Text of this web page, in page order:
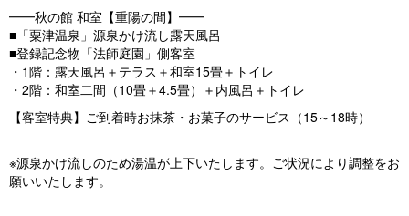
s
━━秋の館 和室【重陽の間】━━
■「粟津温泉」源泉かけ流し露天風呂
■登録記念物「法師庭園」側客室
・1階：露天風呂＋テラス＋和室15畳＋トイレ
・2階：和室二間（10畳＋4.5畳）＋内風呂＋トイレ
【客室特典】ご到着時お抹茶・お菓子のサービス（15～18時）
※源泉かけ流しのため湯温が上下いたします。ご状況により調整をお
願いいたします。